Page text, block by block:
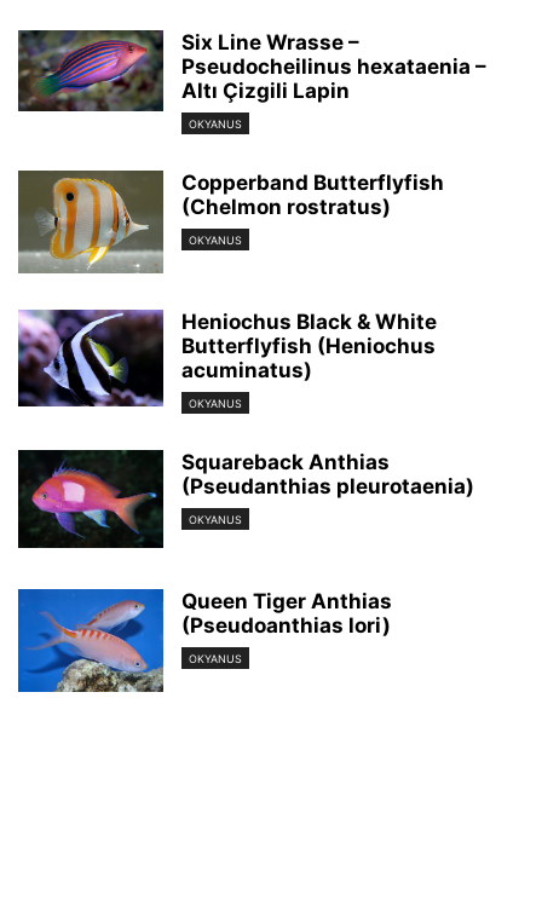
Six Line Wrasse –
Pseudocheilinus hexataenia –
Altı Çizgili Lapin
OKYANUS
Copperband Butterflyfish
(Chelmon rostratus)
OKYANUS
Heniochus Black & White
Butterflyfish (Heniochus
acuminatus)
OKYANUS
Squareback Anthias
(Pseudanthias pleurotaenia)
OKYANUS
Queen Tiger Anthias
(Pseudoanthias lori)
OKYANUS